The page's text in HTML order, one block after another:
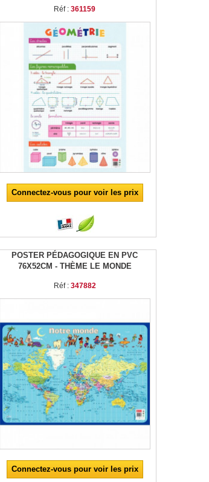
Réf :361159
Connectez-vous pour voir les prix
POSTER PÉDAGOGIQUE EN PVC
76X52CM - THÈME LE MONDE
Réf : 347882
Connectez-vous pour voir les prix